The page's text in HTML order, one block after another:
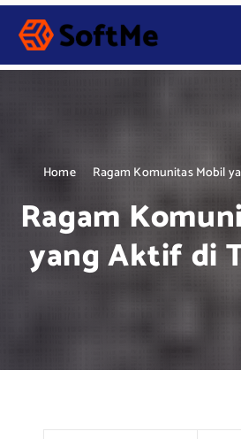
S
p
Home Ragam Komunitas Mobil
Ragam
yang Aktif di